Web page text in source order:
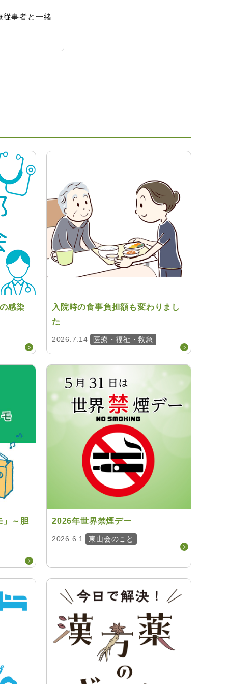
従事者と一緒
感染
入院時の食事負担額も変わりまし
た
2026.7.14 医療・福祉・救急
」～胆
2026年世界禁煙デー
2026.6.1 東山会のこと